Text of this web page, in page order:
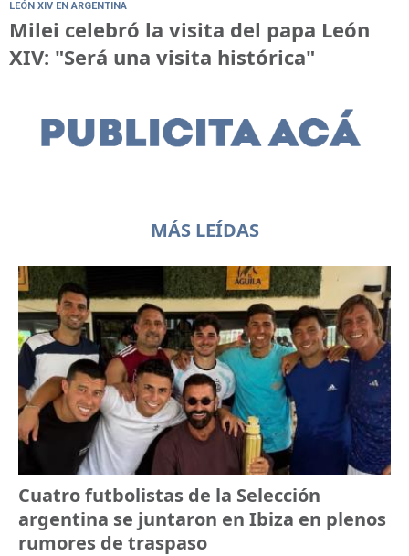
LEÓN XIV EN ARGENTINA
Milei celebró la visita del papa León
XIV: "Será una visita histórica"
MÁS LEÍDAS
Cuatro futbolistas de la Selección
argentina se juntaron en Ibiza en plenos
rumores de traspaso